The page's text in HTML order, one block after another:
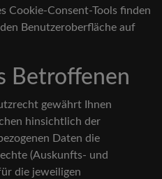
Cookie-Consent-Tools finden
Benutzeroberfläche auf
Betroffenen
gewährt Ihnen
hinsichtlich der
Daten die
(Auskunfts- und
die jeweiligen